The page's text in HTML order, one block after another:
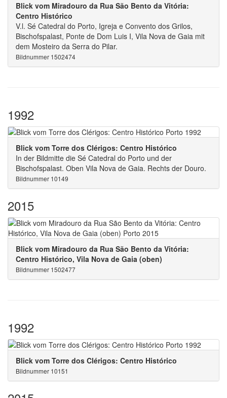
Blick vom Miradouro da Rua São Bento da Vitória:
Centro Histórico
V.l. Sé Catedral do Porto, Igreja e Convento dos Grilos,
Bischofspalast, Ponte de Dom Luis I, Vila Nova de Gaia mit
dem Mosteiro da Serra do Pilar.
Bildnummer 1502474
1992
Blick vom Torre dos Clérigos: Centro Histórico
In der Bildmitte die Sé Catedral do Porto und der
Bischofspalast. Oben Vila Nova de Gaia. Rechts der Douro.
Bildnummer 10149
2015
Blick vom Miradouro da Rua São Bento da Vitória:
Centro Histórico, Vila Nova de Gaia (oben)
Bildnummer 1502477
1992
Blick vom Torre dos Clérigos: Centro Histórico
Bildnummer 10151